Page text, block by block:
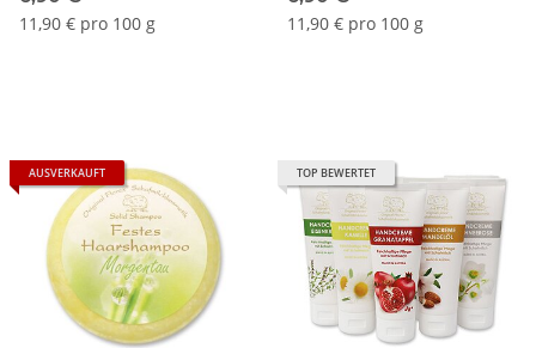
11,90 € pro 100 g
11,90 € pro 100 g
AUSVERKAUFT TOP BEWERTET